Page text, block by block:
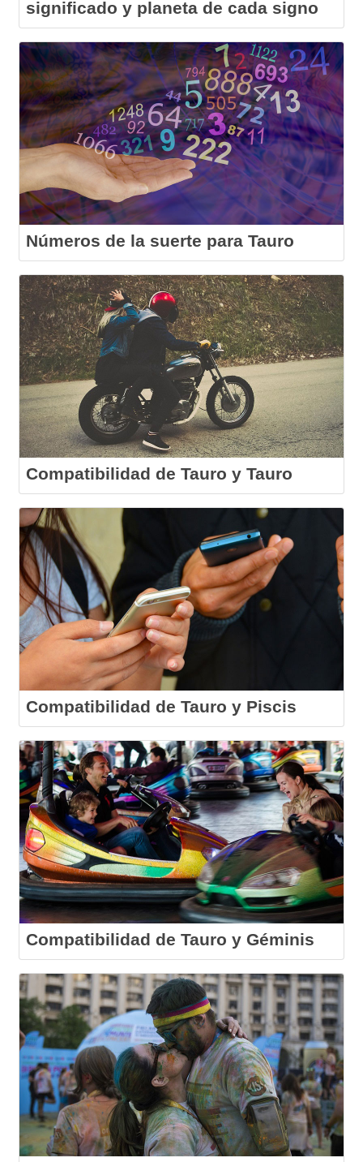
significado y planeta de cada signo
Números de la suerte para Tauro
Compatibilidad de Tauro y Tauro
Compatibilidad de Tauro y Piscis
Compatibilidad de Tauro y Géminis